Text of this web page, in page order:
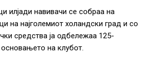
илјади навивачи се собраа на
на најголемиот холандски град и со
средства ја одбележаа 125-
на клубот.